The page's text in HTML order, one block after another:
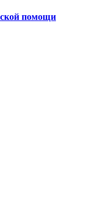
помощи